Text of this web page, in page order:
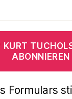
KURT
ABONNIEREN
Formulars